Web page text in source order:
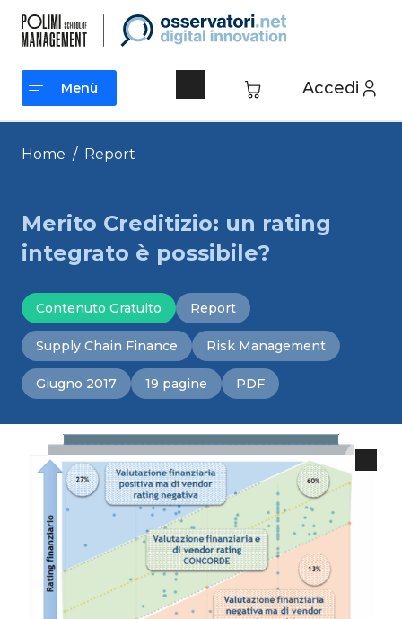
contenuto
Accedi
Menù
Menù
Home / Report
Merito Creditizio: un rating
integrato è possibile?
Contenuto Gratuito Report
Supply Chain Finance Risk Management
Giugno 2017 19 pagine PDF